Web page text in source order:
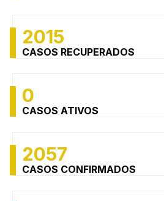
2015
CASOS RECUPERADOS
0
CASOS ATIVOS
2057
CASOS CONFIRMADOS